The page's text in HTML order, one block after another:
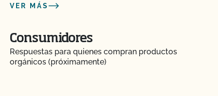
VER MÁS
Consumidores
Respuestas para quienes compran productos
orgánicos (próximamente)
animales de mi granja tienen que ser gestionados
orgánicamente?
¿Está permitido el sacrificio en la explotación?